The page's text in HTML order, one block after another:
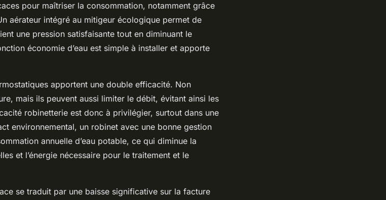
pour maîtriser la consommation, notamment grâce
aérateur intégré au mitigeur écologique permet de
une pression satisfaisante tout en diminuant le
économie d’eau est simple à installer et apporte
apportent une double efficacité. Non
mais ils peuvent aussi limiter le débit, évitant ainsi les
robinetterie est donc à privilégier, surtout dans une
environnemental, un robinet avec une bonne gestion
annuelle d’eau potable, ce qui diminue la
et l’énergie nécessaire pour le traitement et le
se traduit par une baisse significative sur la facture